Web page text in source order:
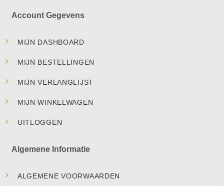
Account Gegevens
MIJN DASHBOARD
MIJN BESTELLINGEN
MIJN VERLANGLIJST
MIJN WINKELWAGEN
UITLOGGEN
Algemene Informatie
ALGEMENE VOORWAARDEN